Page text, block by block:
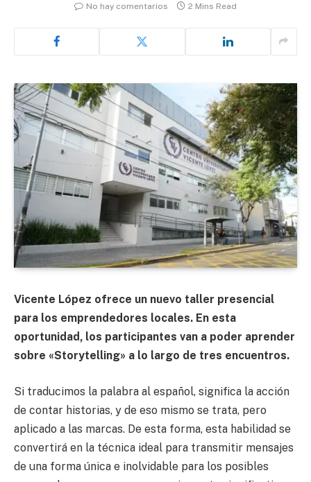
No hay comentarios
2 Mins Read
Vicente López ofrece un nuevo taller presencial
para los emprendedores locales. En esta
oportunidad, los participantes van a poder aprender
sobre «Storytelling» a lo largo de tres encuentros.
Si traducimos la palabra al español, significa la acción
de contar historias, y de eso mismo se trata, pero
aplicado a las marcas. De esta forma, esta habilidad se
convertirá en la técnica ideal para transmitir mensajes
de una forma única e inolvidable para los posibles